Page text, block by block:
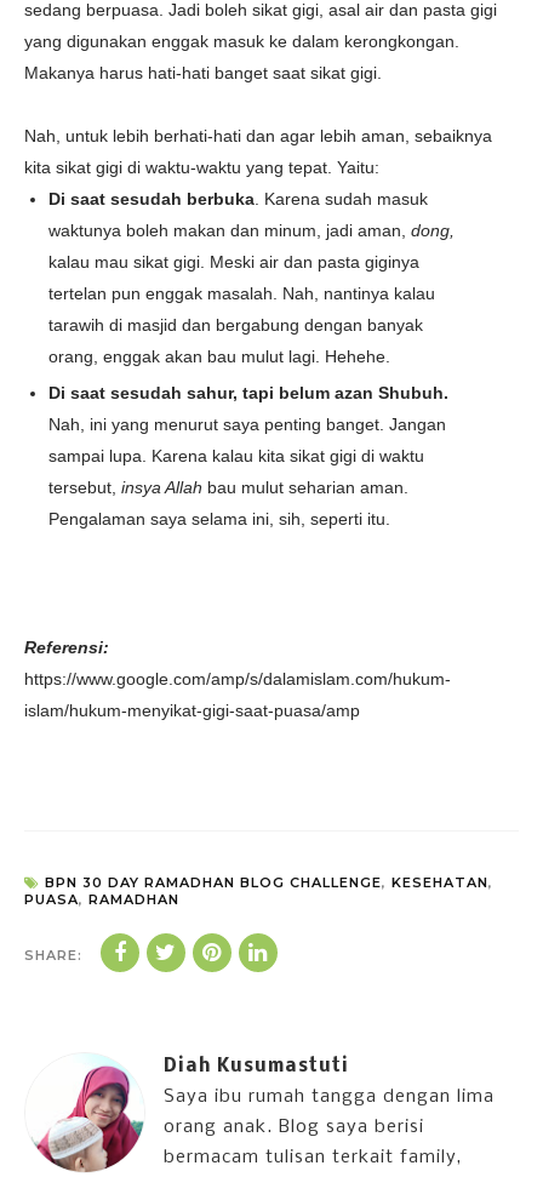
sedang berpuasa. Jadi boleh sikat gigi, asal air dan pasta gigi
yang digunakan enggak masuk ke dalam kerongkongan.
Makanya harus hati-hati banget saat sikat gigi.
Nah, untuk lebih berhati-hati dan agar lebih aman, sebaiknya
kita sikat gigi di waktu-waktu yang tepat. Yaitu:
Di saat sesudah berbuka. Karena sudah masuk
waktunya boleh makan dan minum, jadi aman, dong,
kalau mau sikat gigi. Meski air dan pasta giginya
tertelan pun enggak masalah. Nah, nantinya kalau
tarawih di masjid dan bergabung dengan banyak
orang, enggak akan bau mulut lagi. Hehehe.
Di saat sesudah sahur, tapi belum azan Shubuh.
Nah, ini yang menurut saya penting banget. Jangan
sampai lupa. Karena kalau kita sikat gigi di waktu
tersebut, insya Allah bau mulut seharian aman.
Pengalaman saya selama ini, sih, seperti itu.
Referensi:
https://www.google.com/amp/s/dalamislam.com/hukum-
islam/hukum-menyikat-gigi-saat-puasa/amp
BPN 30 DAY RAMADHAN BLOG CHALLENGE, KESEHATAN,
PUASA, RAMADHAN
SHARE:
Diah Kusumastuti
Saya ibu rumah tangga dengan lima
orang anak. Blog saya berisi
bermacam tulisan terkait family,